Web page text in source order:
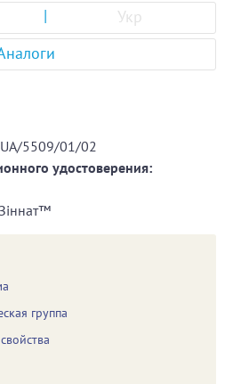
Укр
UA/5509/01/02
удостоверения:
группа